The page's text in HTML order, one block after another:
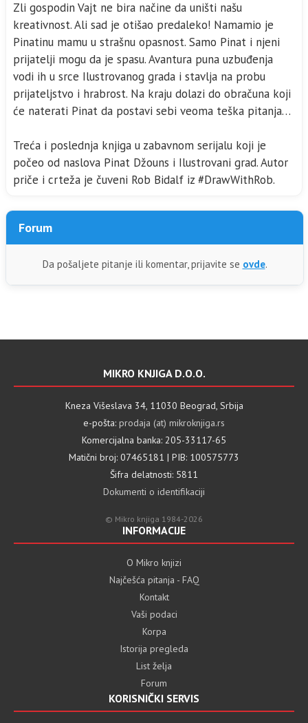
Zli gospodin Vajt ne bira načine da uništi našu
kreativnost. Ali sad je otišao predaleko! Namamio je
Pinatinu mamu u strašnu opasnost. Samo Pinat i njeni
prijatelji mogu da je spasu. Avantura puna uzbuđenja
vodi ih u srce Ilustrovanog grada i stavlja na probu
prijateljstvo i hrabrost. Na kraju dolazi do obračuna koji
će naterati Pinat da postavi sebi veoma teška pitanja…
Treća i poslednja knjiga u zabavnom serijalu koji je
počeo od naslova Pinat Džouns i Ilustrovani grad. Autor
priče i crteža je čuveni Rob Bidalf iz #DrawWithRob.
Forum
Da pošaljete pitanje ili komentar, prijavite se ovde.
MIKRO KNJIGA D.O.O.
Kneza Višeslava 34, 11030 Beograd, Srbija
e-pošta: prodaja (at) mikroknjiga.rs
Komercijalna banka: 205-33117-65
Matični broj: 07465181 | PIB: 100575773
Šifra delatnosti: 5811
Dokumenti o identifikaciji
© Mikro knjiga 1984-2026
INFORMACIJE
O Mikro knjizi
Najčešća pitanja - FAQ
Kontakt
Vaši podaci
Korpa
Istorija pregleda
List želja
Forum
KORISNIČKI SERVIS